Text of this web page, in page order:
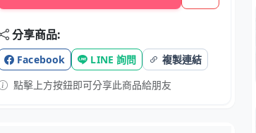
分享商品:
Facebook LINE 詢問
複製連結
點擊上方按鈕即可分享此商品給朋友